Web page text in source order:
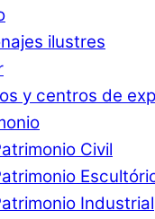
ilustres
y centros de
Civil
Industrial